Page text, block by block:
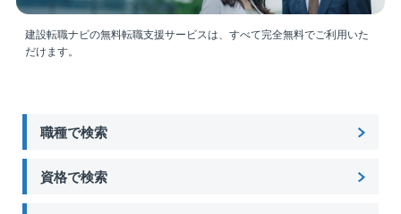
建設転職ナビの無料転職支援サービスは、すべて完全無料でご利用いた
だけます。
職種で検索
資格で検索